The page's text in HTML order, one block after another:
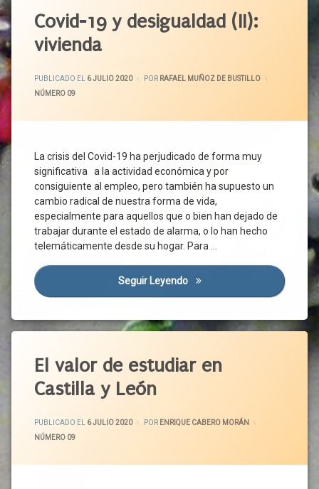
Covid-19 y desigualdad (II):
vivienda
PUBLICADO EL 6 JULIO 2020
ACTUALIZADO EL
POR RAFAEL MUÑOZ DE BUSTILLO
CATEGORÍAS:
NÚMERO 09
La crisis del Covid-19 ha perjudicado de forma muy
significativa a la actividad económica y por
consiguiente al empleo, pero también ha supuesto un
cambio radical de nuestra forma de vida,
especialmente para aquellos que o bien han dejado de
trabajar durante el estado de alarma, o lo han hecho
telemáticamente desde su hogar. Para …
Seguir Leyendo Covid-19 Y Desigualdad (II):
El valor de estudiar en
Castilla y León
PUBLICADO EL 6 JULIO 2020
6 JULIO 2020
POR ENRIQUE CABERO MORÁN
CATEGORÍAS:
NÚMERO 09